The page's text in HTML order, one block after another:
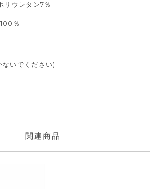
リウレタン7％
％
ないでください)